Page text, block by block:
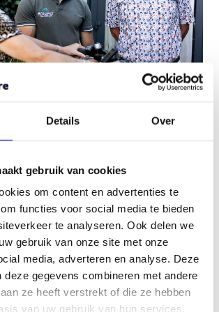
Details Over
gebruik van cookies
om content en advertenties te
functies voor social media te bieden
te analyseren. Ook delen we
gebruik van onze site met onze
media, adverteren en analyse. Deze
deze gegevens combineren met andere
ze heeft verstrekt of die ze hebben
van uw gebruik van hun services.
afgesloten worden. Een
voor schade aan
de 50 euro per jaar, volledig casco
per jaar.
Standaard framehoogte
versnellingsnaven: 8
vrijloop
accu: Silent elektro HT
(tot 6 km/h wegrijden)
6026) Opaalgroen mat
hulp nodig?
staat bij ons écht
1!
adviesgesprek
producten